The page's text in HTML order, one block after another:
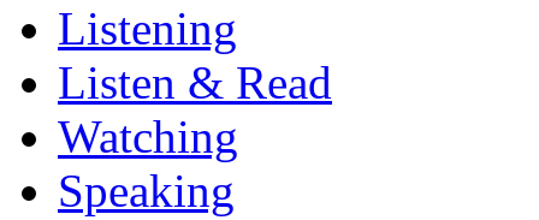
Listening
Listen & Read
Watching
Speaking